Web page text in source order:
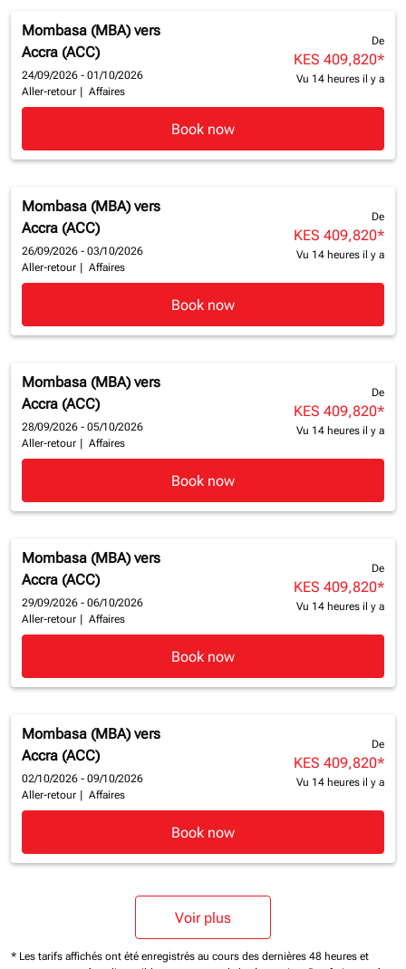
Mombasa (MBA) vers
Accra (ACC)
24/09/2026 - 01/10/2026
Aller-retour
Affaires
De
KES 409,820*
Vu 14 heures il y a
Book now
Mombasa (MBA) vers
Accra (ACC)
26/09/2026 - 03/10/2026
Aller-retour
Affaires
De
KES 409,820*
Vu 14 heures il y a
Book now
Mombasa (MBA) vers
Accra (ACC)
28/09/2026 - 05/10/2026
Aller-retour
Affaires
De
KES 409,820*
Vu 14 heures il y a
Book now
Mombasa (MBA) vers
Accra (ACC)
29/09/2026 - 06/10/2026
Aller-retour
Affaires
De
KES 409,820*
Vu 14 heures il y a
Book now
Mombasa (MBA) vers
Accra (ACC)
02/10/2026 - 09/10/2026
Aller-retour
Affaires
De
KES 409,820*
Vu 14 heures il y a
Book now
Voir plus
* Les tarifs affichés ont été enregistrés au cours des dernières 48 heures et